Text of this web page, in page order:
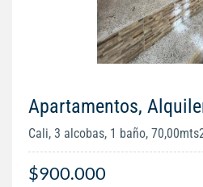
Apartamentos,
Cali, 3 alcobas, 1 baño,
$900.000